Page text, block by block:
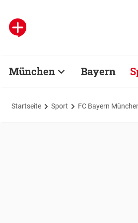
München Bayern
Startseite Sport FC Bayern